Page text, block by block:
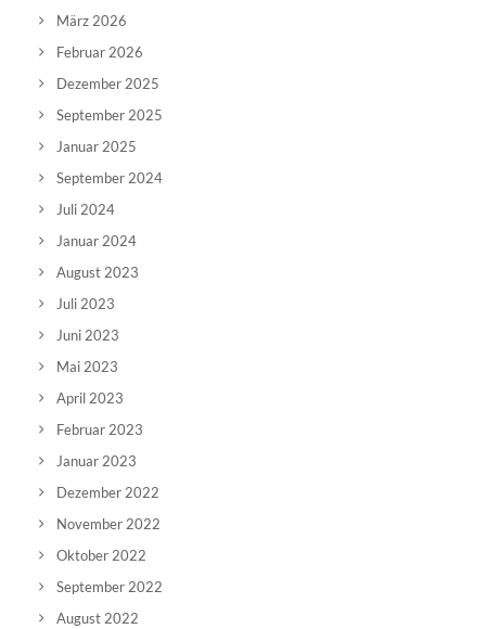
März 2026
Februar 2026
Dezember 2025
September 2025
Januar 2025
September 2024
Juli 2024
Januar 2024
August 2023
Juli 2023
Juni 2023
Mai 2023
April 2023
Februar 2023
Januar 2023
Dezember 2022
November 2022
Oktober 2022
September 2022
August 2022